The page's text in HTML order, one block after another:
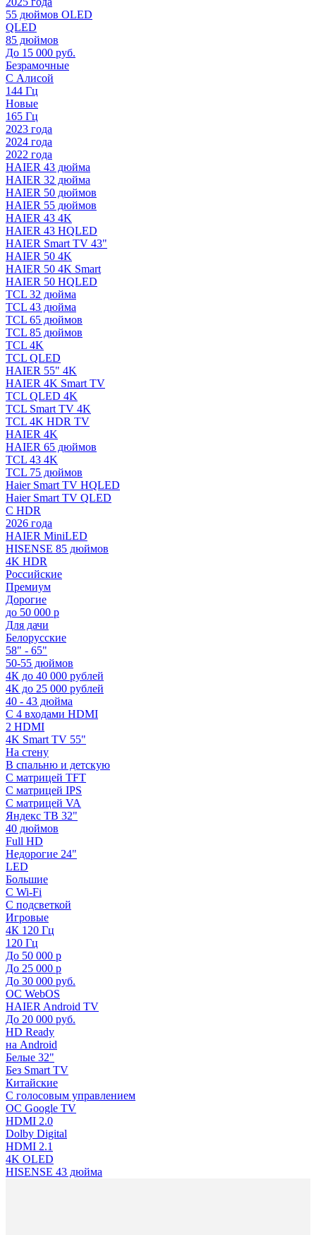
55 дюймов OLED
QLED
85 дюймов
До 15 000 руб.
Безрамочные
С Алисой
144 Гц
Новые
165 Гц
2023 года
2024 года
2022 года
HAIER 43 дюйма
HAIER 32 дюйма
HAIER 50 дюймов
HAIER 55 дюймов
HAIER 43 4K
HAIER 43 HQLED
HAIER Smart TV 43"
HAIER 50 4K
HAIER 50 4K Smart
HAIER 50 HQLED
TCL 32 дюйма
TCL 43 дюйма
TCL 65 дюймов
TCL 85 дюймов
TCL 4K
TCL QLED
HAIER 55" 4K
HAIER 4K Smart TV
TCL QLED 4K
TCL Smart TV 4K
TCL 4K HDR TV
HAIER 4K
HAIER 65 дюймов
TCL 43 4K
TCL 75 дюймов
Haier Smart TV HQLED
Haier Smart TV QLED
С HDR
2026 года
HAIER MiniLED
HISENSE 85 дюймов
4K HDR
Российские
Премиум
Дорогие
до 50 000 р
Для дачи
Белорусские
58" - 65"
50-55 дюймов
4К до 40 000 рублей
4К до 25 000 рублей
40 - 43 дюйма
С 4 входами HDMI
2 HDMI
4K Smart TV 55"
На стену
В спальню и детскую
С матрицей TFT
С матрицей IPS
С матрицей VA
Яндекс ТВ 32"
40 дюймов
Full HD
Недорогие 24"
LED
Большие
С Wi-Fi
С подсветкой
Игровые
4К 120 Гц
120 Гц
До 50 000 р
До 25 000 р
До 30 000 руб.
ОС WebOS
HAIER Android TV
До 20 000 руб.
HD Ready
на Android
Белые 32"
Без Smart TV
Китайские
С голосовым управлением
ОС Google TV
HDMI 2.0
Dolby Digital
HDMI 2.1
4K OLED
HISENSE 43 дюйма